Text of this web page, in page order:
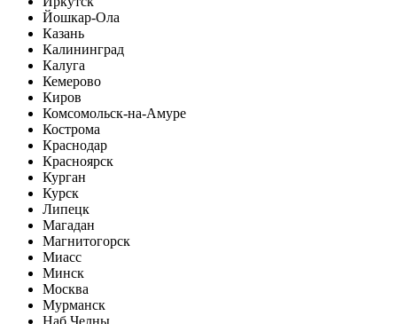
Йошкар-Ола
Казань
Калининград
Калуга
Кемерово
Киров
Комсомольск-на-Амуре
Кострома
Краснодар
Красноярск
Курган
Курск
Липецк
Магадан
Магнитогорск
Миасс
Минск
Москва
Мурманск
Наб.Челны